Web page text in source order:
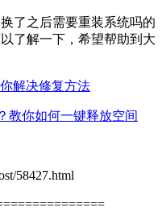
了之后需要重装系统吗的
了解一下，希望帮助到大
解决修复方法
教你如何一键释放空间
58427.html